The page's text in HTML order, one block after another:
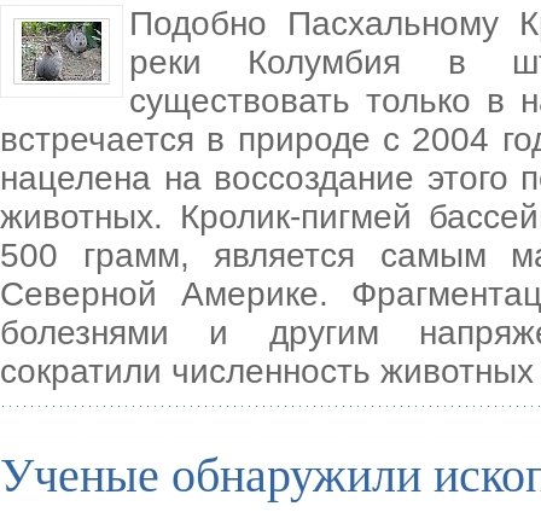
Подобно Пасхальному
реки Колумбия в
существовать только в
встречается в природе с 2004
нацелена на воссоздание этого
животных. Кролик-пигмей
500 грамм, является самым
Северной Америке.
болезнями и другим
сократили численность животных
Ученые обнаружили